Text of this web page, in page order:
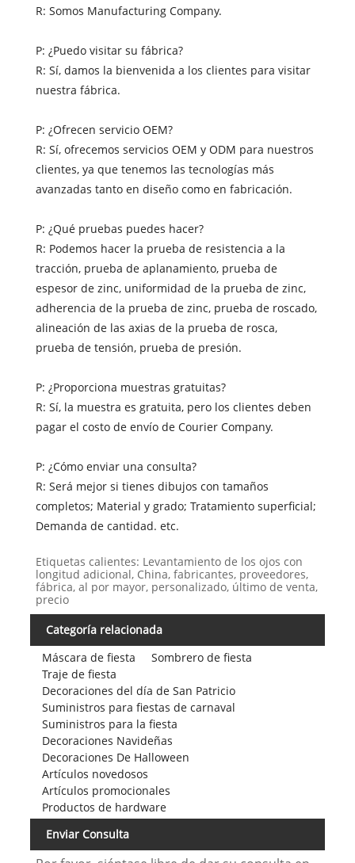
R: Somos Manufacturing Company.
P: ¿Puedo visitar su fábrica?
R: Sí, damos la bienvenida a los clientes para visitar
nuestra fábrica.
P: ¿Ofrecen servicio OEM?
R: Sí, ofrecemos servicios OEM y ODM para nuestros
clientes, ya que tenemos las tecnologías más
avanzadas tanto en diseño como en fabricación.
P: ¿Qué pruebas puedes hacer?
R: Podemos hacer la prueba de resistencia a la
tracción, prueba de aplanamiento, prueba de
espesor de zinc, uniformidad de la prueba de zinc,
adherencia de la prueba de zinc, prueba de roscado,
alineación de las axias de la prueba de rosca,
prueba de tensión, prueba de presión.
P: ¿Proporciona muestras gratuitas?
R: Sí, la muestra es gratuita, pero los clientes deben
pagar el costo de envío de Courier Company.
P: ¿Cómo enviar una consulta?
R: Será mejor si tienes dibujos con tamaños
completos; Material y grado; Tratamiento superficial;
Demanda de cantidad. etc.
Etiquetas calientes: Levantamiento de los ojos con
longitud adicional, China, fabricantes, proveedores,
fábrica, al por mayor, personalizado, último de venta,
precio
Categoría relacionada
Máscara de fiesta
Sombrero de fiesta
Traje de fiesta
Decoraciones del día de San Patricio
Suministros para fiestas de carnaval
Suministros para la fiesta
Decoraciones Navideñas
Decoraciones De Halloween
Artículos novedosos
Artículos promocionales
Productos de hardware
Enviar Consulta